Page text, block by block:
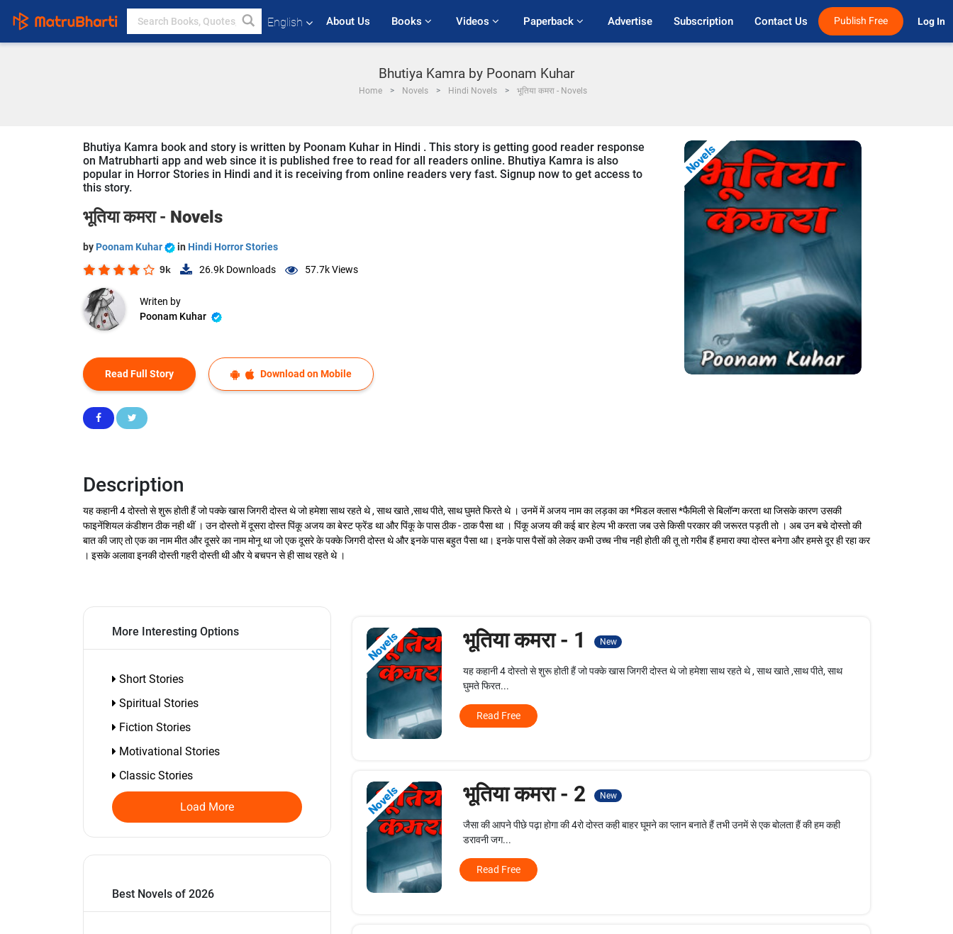
English About Us Books Videos Paperback Advertise Subscription Contact Us Publish Free Log In
Bhutiya Kamra by Poonam Kuhar
Home Novels Hindi Novels भूतिया कमरा - Novels
Bhutiya Kamra book and story is written by Poonam Kuhar in Hindi . This story is getting good reader response
on Matrubharti app and web since it is published free to read for all readers online. Bhutiya Kamra is also
popular in Horror Stories in Hindi and it is receiving from online readers very fast. Signup now to get access to
this story.
भूतिया कमरा - Novels
by Poonam Kuhar in Hindi Horror Stories
9k 26.9k Downloads 57.7kViews
Writen by
Poonam Kuhar
Read Full Story Download on Mobile
Novels
Description
यह कहानी 4 दोस्तो से शुरू होती हैं जो पक्के खास जिगरी दोस्त थे जो हमेशा साथ रहते थे , साथ खाते ,साथ पीते, साथ घुमते फिरते थे । उनमें में अजय नाम का लड़का का *मिडल क्लास *फैमिली से बिलॉन्ग करता था जिसके कारण उसकी
फाइनेंशियल कंडीशन ठीक नही थीं । उन दोस्तो में दूसरा दोस्त पिंकू अजय का बेस्ट फ्रेंड था और पिंकू के पास ठीक - ठाक पैसा था । पिंकू अजय की कई बार हेल्प भी करता जब उसे किसी परकार की जरूरत पड़ती तो । अब उन बचे दोस्तो की
बात की जाए तो एक का नाम मीत और दूसरे का नाम मोनू था जो एक दूसरे के पक्के जिगरी दोस्त थे और इनके पास बहुत पैसा था। इनके पास पैसों को लेकर कभी उच्च नीच नही होती की तू तो गरीब हैं हमारा क्या दोस्त बनेगा और हमसे दूर ही रहा कर
। इसके अलावा इनकी दोस्ती गहरी दोस्ती थी और ये बचपन से ही साथ रहते थे ।
More Interesting Options
Short Stories
Spiritual Stories
Fiction Stories
Motivational Stories
Classic Stories
Load More
Best Novels of 2026
Novels भूतिया कमरा - 1 New
यह कहानी 4 दोस्तो से शुरू होती हैं जो पक्के खास जिगरी दोस्त थे जो हमेशा साथ रहते थे , साथ खाते ,साथ पीते, साथ
घुमते फिरत...
Read Free
Novels भूतिया कमरा - 2 New
जैसा की आपने पीछे पढ़ा होगा की 4रो दोस्त कही बाहर घूमने का प्लान बनाते हैं तभी उनमें से एक बोलता हैं की हम कही
डरावनी जग...
Read Free